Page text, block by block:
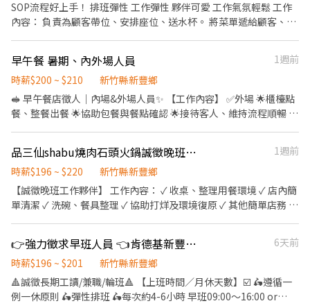
SOP流程好上手！ 排班彈性 工作彈性 夥伴可愛 工作氣氛輕鬆 工作
內容： 負責為顧客帶位、安排座位、送水杯。 將菜單遞給顧客、解
盤與清理環境。 並負責結帳、收銀等工作。 擔任廚師的助手，處理
烹飪前與烹飪中之準備工作與其他餐廳相關事務。 負責洗、剝、
削、切各種食材。 負責清理工作環境、設備和餐具。 準備不同餐點
所需要的食材。 協助測量食材的容量與重量。 負責擺盤、打包外帶
早午餐 暑期、內外場人員
1週前
時薪$200 ~ $210
新竹縣新豐鄉
🥪 早午餐店徵人｜內場&外場人員✨ 【工作內容】 ✅外場 🌟櫃檯點
餐、整餐出餐 🌟協助包餐與餐點確認 🌟接待客人、維持流程順暢 🌟
注重衛生 ✅可長期配合者優先錄取 ‼️無誠勿試‼️ 【上班時間】 ⏰
05:00－14:00 【薪資待遇】 💰 時薪 200-210/hr （依能力與配合度
調整） 【希望你】 ✔ 反應快、手腳俐落 ✔ 不怕忙碌時段 ✔ 有責任
感、好相處 ✔ 有早餐店經驗佳 ✔ 無經驗也歡迎 忙碌但充實 同事好
品三仙shabu燒肉石頭火鍋誠徵晚班打烊班工讀
1週前
時薪$196 ~ $220
新竹縣新豐鄉
【誠徵晚班工作夥伴】 工作內容： ✓ 收桌、整理用餐環境 ✓ 店內簡
單清潔 ✓ 洗碗、餐具整理 ✓ 協助打烊及環境復原 ✓ 其他簡單店務 有
👉強力徵求早班人員 👈肯德基新豐店 歡迎夜校生，二度就業等人員
6天前
時薪$196 ~ $201
新竹縣新豐鄉
🔺誠徵長期工讀/兼職/輪班🔺 【上班時間／月休天數】☑️ 🛵遵循一
例一休原則 🛵彈性排班 🛵每次約4-6小時 早班09:00～16:00 or